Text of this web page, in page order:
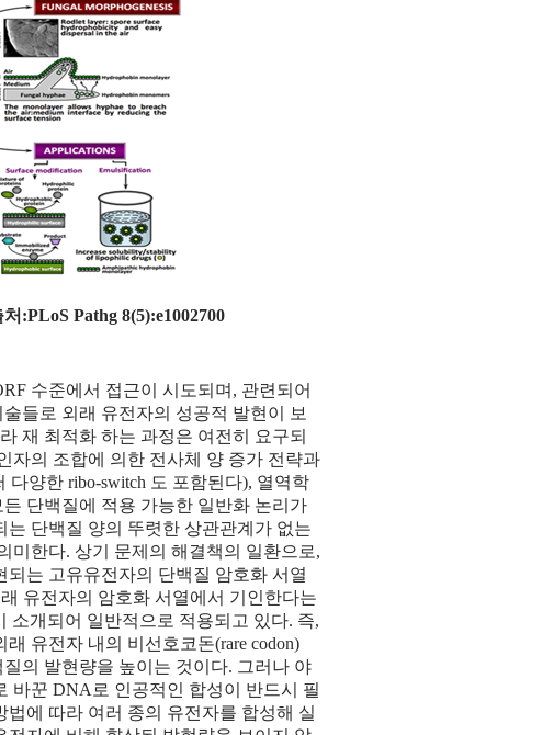
처:PLoS Pathg 8(5):e1002700
수준에서 접근이 시도되며, 관련되어
들로 외래 유전자의 성공적 발현이 보
재 최적화 하는 과정은 여전히 요구되
자의 조합에 의한 전사체 양 증가 전략과
다양한 ribo-switch 도 포함된다), 열역학
단백질에 적용 가능한 일반화 논리가
단백질 양의 뚜렷한 상관관계가 없는
미한다. 상기 문제의 해결책의 일환으로,
는 고유유전자의 단백질 암호화 서열
유전자의 암호화 서열에서 기인한다는
소개되어 일반적으로 적용되고 있다. 즉,
유전자 내의 비선호코돈(rare codon)
의 발현량을 높이는 것이다. 그러나 야
바꾼 DNA로 인공적인 합성이 반드시 필
에 따라 여러 종의 유전자를 합성해 실